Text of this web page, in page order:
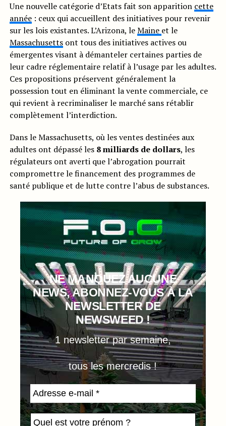
Une nouvelle catégorie d’Etats fait son apparition cette
année: ceux qui accueillent des initiatives pour revenir
sur les lois existantes. L’Arizona, leMaine et le
Massachusettsont tous des initiatives actives ou
émergentes visant à démanteler certaines parties de
leur cadre réglementaire relatif à l’usage par les adultes.
Ces propositions préservent généralement la
possession tout en éliminant la vente commerciale, ce
qui revient à recriminaliser le marché sans rétablir
complètement l’interdiction.
Dans le Massachusetts, où les ventes destinées aux
adultes ont dépassé les 8 milliards de dollars, les
régulateurs ont averti que l’abrogation pourrait
compromettre le financement des programmes de
santé publique et de lutte contre l’abus de substances.
NE MANQUEZ AUCUNE
NEWS, ABONNEZ-VOUS À LA
NEWSLETTER DE
NEWSWEED !
1 newsletter par semaine,
tous les mercredis !